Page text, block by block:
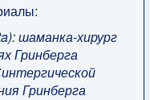
шаманка-хирург
Гринберга
Гринберга